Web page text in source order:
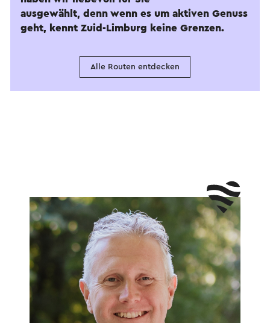
ausgewählt, denn wenn es um aktiven Genuss
geht, kennt Zuid-Limburg keine Grenzen.
Alle Routen entdecken